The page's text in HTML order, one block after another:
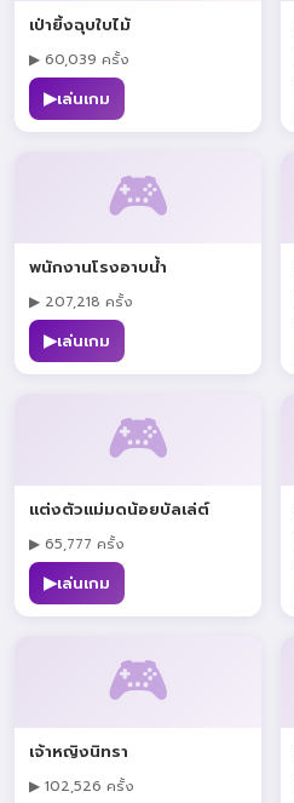
เป่ายิ้งฉุบใบไม้
▶ 60,039 ครั้ง
▶เล่นเกม
🎮
พนักงานโรงอาบน้ำ
▶ 207,218 ครั้ง
▶เล่นเกม
🎮
แต่งตัวแม่มดน้อยบัลเล่ต์
▶ 65,777 ครั้ง
▶เล่นเกม
🎮
เจ้าหญิงนิทรา
▶ 102,526 ครั้ง